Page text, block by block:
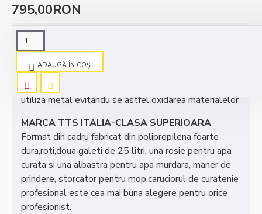
795,00RON
ADAUGĂ ÎN COŞ
Carucior curatenie profesional este confectionat in
intregime din plastic cea mai buna calitate fara a
utiliza metal evitandu se astfel oxidarea materialelor
MARCA TTS ITALIA-CLASA SUPERIOARA-
Format din cadru fabricat din polipropilena foarte
dura,roti,doua galeti de 25 litri, una rosie pentru apa
curata si una albastra pentru apa murdara, maner de
prindere, storcator pentru mop,caruciorul de curatenie
profesional este cea mai buna alegere pentru orice
profesionist.